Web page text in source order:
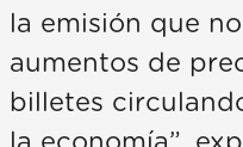
la emisión que
aumentos de
billetes